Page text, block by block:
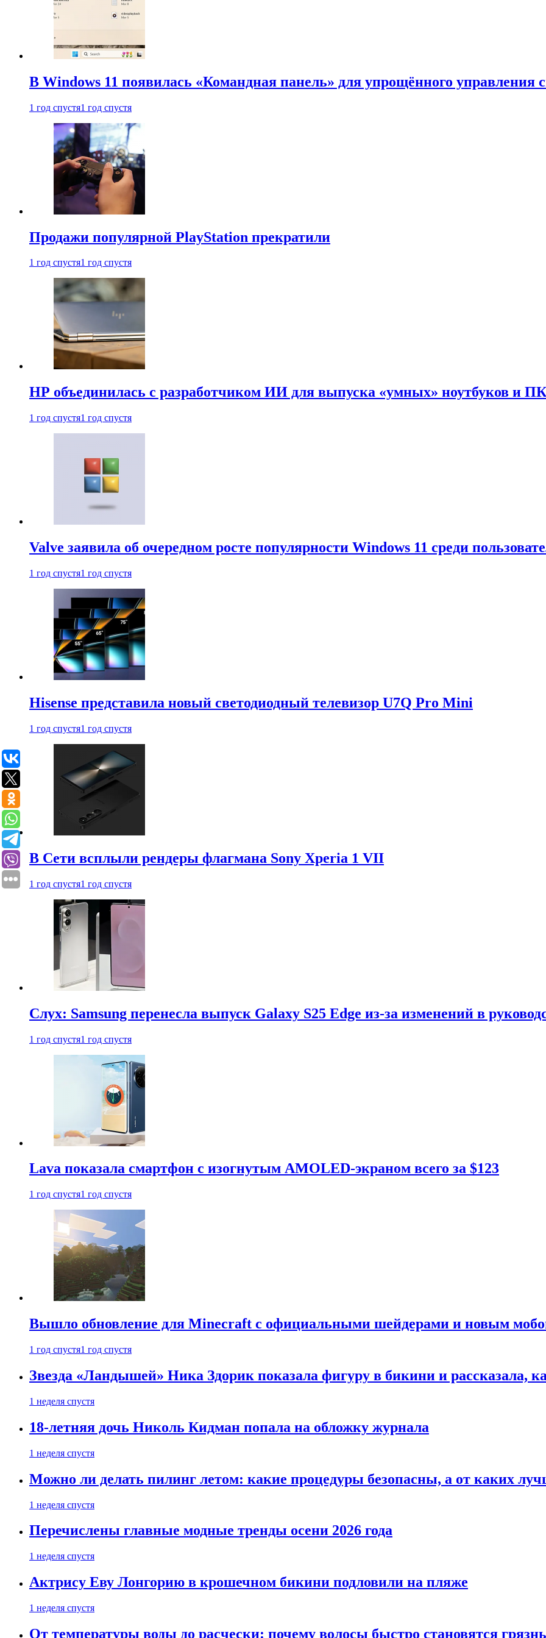
В Windows 11 появилась «Командная панель» для упрощённого управления
1 год спустя1 год спустя
Продажи популярной PlayStation прекратили
1 год спустя1 год спустя
HP объединилась с разработчиком ИИ для выпуска «умных» ноутбуков и ПК
1 год спустя1 год спустя
Valve заявила об очередном росте популярности Windows 11 среди
1 год спустя1 год спустя
Hisense представила новый светодиодный телевизор U7Q Pro Mini
1 год спустя1 год спустя
В Сети всплыли рендеры флагмана Sony Xperia 1 VII
1 год спустя1 год спустя
Слух: Samsung перенесла выпуск Galaxy S25 Edge из-за изменений в
1 год спустя1 год спустя
Lava показала смартфон с изогнутым AMOLED-экраном всего за $123
1 год спустя1 год спустя
Вышло обновление для Minecraft с официальными шейдерами и новым
1 год спустя1 год спустя
Звезда «Ландышей» Ника Здорик показала фигуру в бикини и рассказала,
1 неделя спустя
18-летняя дочь Николь Кидман попала на обложку журнала
1 неделя спустя
Можно ли делать пилинг летом: какие процедуры безопасны, а от каких
1 неделя спустя
Перечислены главные модные тренды осени 2026 года
1 неделя спустя
Актрису Еву Лонгорию в крошечном бикини подловили на пляже
1 неделя спустя
От температуры воды до расчески: почему волосы быстро становятся